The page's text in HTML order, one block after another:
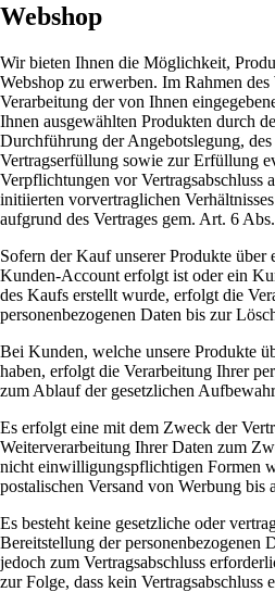
Webshop
Wir bieten Ihnen die Möglichkeit,
Webshop zu erwerben. Im Rahmen
Verarbeitung der von Ihnen
Ihnen ausgewählten Produkten durch
Durchführung der Angebotslegung, des
Vertragserfüllung sowie zur Erfüllung
Verpflichtungen vor Vertragsabschluss
initiierten vorvertraglichen
aufgrund des Vertrages gem. Art. 6
Sofern der Kauf unserer Produkte über
Kunden-Account erfolgt ist oder ein
des Kaufs erstellt wurde, erfolgt die
personenbezogenen Daten bis zur
Bei Kunden, welche unsere Produkte
haben, erfolgt die Verarbeitung Ihrer
zum Ablauf der gesetzlichen
Es erfolgt eine mit dem Zweck der
Weiterverarbeitung Ihrer Daten zum
nicht einwilligungspflichtigen Formen
postalischen Versand von Werbung bis
Es besteht keine gesetzliche oder
Bereitstellung der personenbezogenen
jedoch zum Vertragsabschluss
zur Folge, dass kein Vertragsabschluss